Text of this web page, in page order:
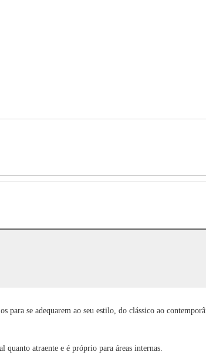
para se adequarem ao seu estilo, do clássico ao
quanto atraente e é próprio para áreas internas.